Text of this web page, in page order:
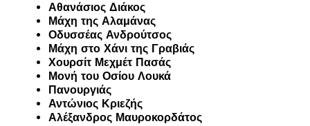
Αθανάσιος Διάκος
Μάχη της Αλαμάνας
Οδυσσέας Ανδρούτσος
Μάχη στο Χάνι της Γραβιάς
Χουρσίτ Μεχμέτ Πασάς
Μονή του Οσίου Λουκά
Πανουργιάς
Αντώνιος Κριεζής
Αλέξανδρος Μαυροκορδάτος